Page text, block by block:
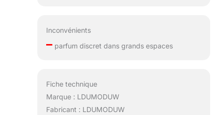
Inconvénients
–parfum discret dans grands espaces
Fiche technique
Marque : LDUMODUW
Fabricant : LDUMODUW